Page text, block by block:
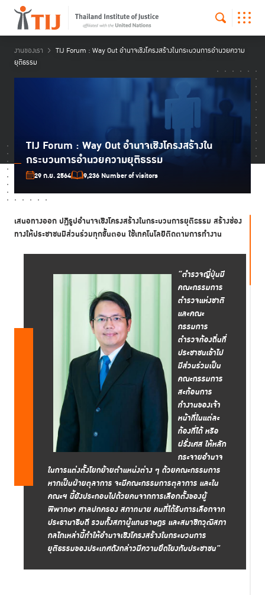
งานของเรา
TIJ Forum : Way Out อำนาจเชิงโครงสร้างในกระบวนการอำนวยความ
ยุติธรรม
TIJ Forum : Way Out อำนาจเชิงโครงสร้างใน
กระบวนการอำนวยความยุติธรรม
29 ก.ย. 2564 9,236 Number of visitors
เสนอทางออก ปฏิรูปอำนาจเชิงโครงสร้างในกระบวนการยุติธรรม สร้างช่อง
ทางให้ประชาชนมีส่วนร่วมทุกขั้นตอน ใช้เทคโนโลยีติดตามการทำงาน
“ตำรวจญี่ปุ่นมี
คณะกรรมการ
ตำรวจแห่งชาติ
และคณะ
กรรมการ
ตำรวจท้องถิ่นที่
ประชาชนเข้าไป
มีส่วนร่วมเป็น
คณะกรรมการ
สะท้อนการ
ทำงานของเจ้า
หน้าที่ในแต่ละ
ท้องที่ได้ หรือ
ฝรั่งเศส ให้หลัก
กระจายอำนาจ
ในการแต่งตั้งโยกย้ายตำแหน่งต่าง ๆ ด้วยคณะกรรมการ
หากเป็นฝ่ายตุลาการ จะมีคณะกรรมการตุลาการ และใน
คณะฯ นี้ยังประกอบไปด้วยคนจากการเลือกตั้งของผู้
พิพากษา ศาลปกครอง สภาทนาย คนที่ได้รับการเลือกจาก
ประธานาธิบดี รวมทั้งสภาผู้แทนราษฎร และสมาชิกวุฒิสภา
กลไกเหล่านี้ทำให้อำนาจเชิงโครงสร้างในกระบวนการ
ยุติธรรมของประเทศดังกล่าวมีความยึดโยงกับประชาชน”